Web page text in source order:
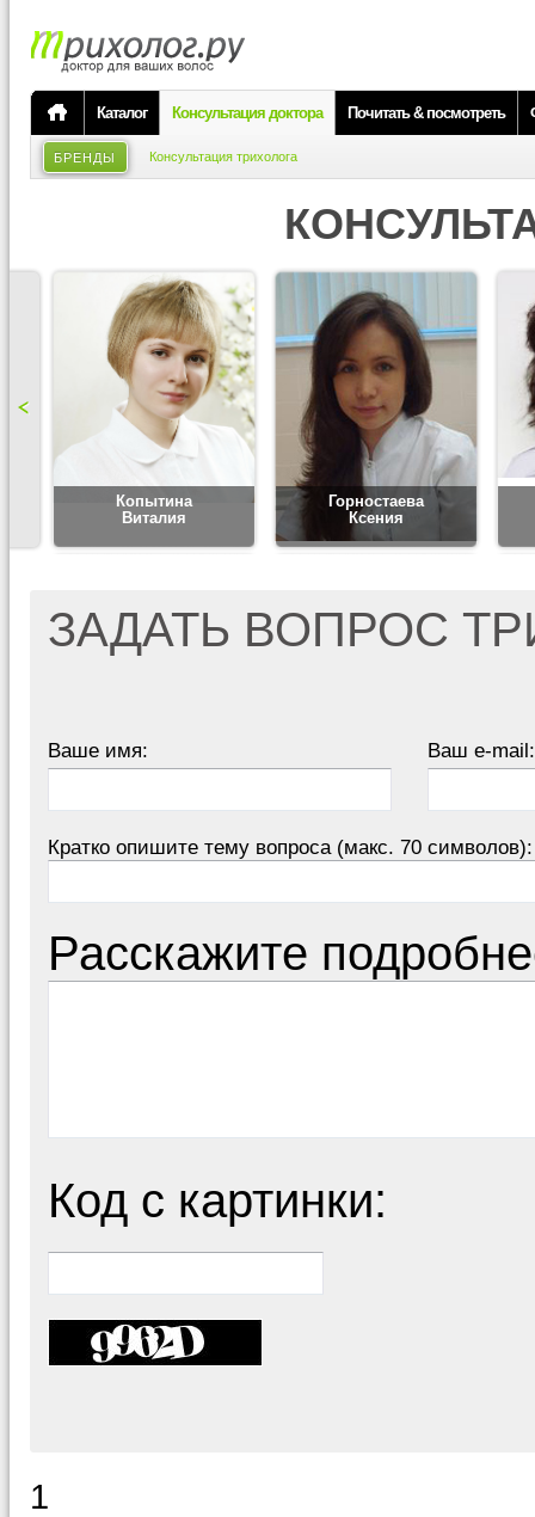
Каталог Консультация доктора Почитать & посмотреть
БРЕНДЫ Консультация трихолога
Копытина
Виталия
Горностаева
Ксения
ЗАДАТЬ ВОПРОС
Ваше имя: Ваш e-mail:
Кратко опишите тему вопроса (макс. 70 символов):
Расскажите
Код с картинки:
1